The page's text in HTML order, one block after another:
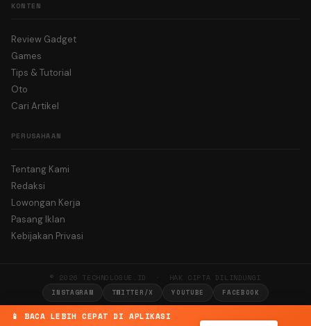
📱 BACA LEBIH CEPAT DI APLIKASI
KONTEN
Review Gadget
Games
Tips & Tutorial
Oto
Cari Artikel
PERUSAHAAN
Tentang Kami
Redaksi
Lowongan Kerja
Pasang Iklan
Kebijakan Privasi
© 2026 TECHNOLOGUE.ID · HAK CIPTA DILINDUNGI
INSTAGRAM TWITTER/X YOUTUBE FACEBOOK